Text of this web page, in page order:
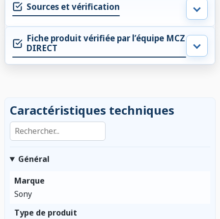
Sources et vérification
Fiche produit vérifiée par l’équipe MCZ
DIRECT
Caractéristiques techniques
Rechercher dans les caractéristiques
Général
Marque
Sony
Type de produit